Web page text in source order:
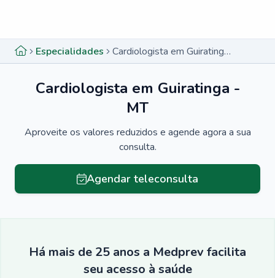
Especialidades Cardiologista em Guiratinga - MT
Cardiologista em Guiratinga -
MT
Aproveite os valores reduzidos e agende agora a sua
consulta.
Agendar teleconsulta
Há mais de 25 anos a Medprev facilita
seu acesso à saúde